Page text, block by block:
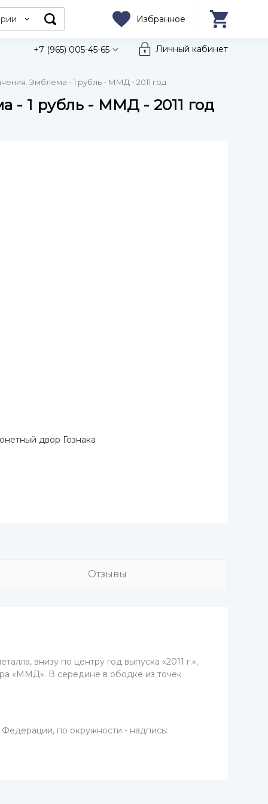
Избранное
+7 (965) 005-45-65 Личный кабинет
Эмблема - 1 рубль - ММД - 2011 год
- 1 рубль - ММД - 2011 год
двор Гознака
внизу по центру год выпуска «2011 г.»,
«ММД». В середине в ободке из точек
по окружности - надпись:
Отзывы